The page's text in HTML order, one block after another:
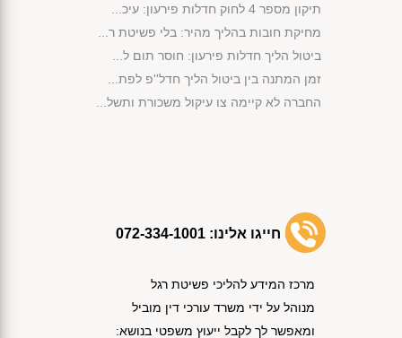
תיקון מספר 4 לחוק חדלות פירעון: עיכ...
מחיקת חובות בהליך מהיר: בלי פשיטת ר...
ביטול הליך חדלות פירעון: חוסר תום ל...
זמן המתנה בין ביטול הליך חדל''פ לפת...
החברה לא קיימה צו עיקול משכורת ותשל...
אישור הסדר הנושים לפי סעיף 87 לחוק ...
אי תשלום חוב מזונות הוביל לביטול הל...
התנהלות בחוסר תום לב הובילה לביטול ...
נפתח לך תיק הוצאה לפועל לאחר שקיבלת...
חייגו אלינו: 072-334-1001
מרכז המידע להליכי פשיטת רגל
מנוהל על ידי משרד עורכי דין מוביל
ומאפשר לך לקבל ייעוץ משפטי בנושא: